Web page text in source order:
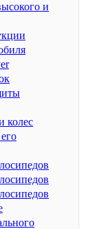
и
колес